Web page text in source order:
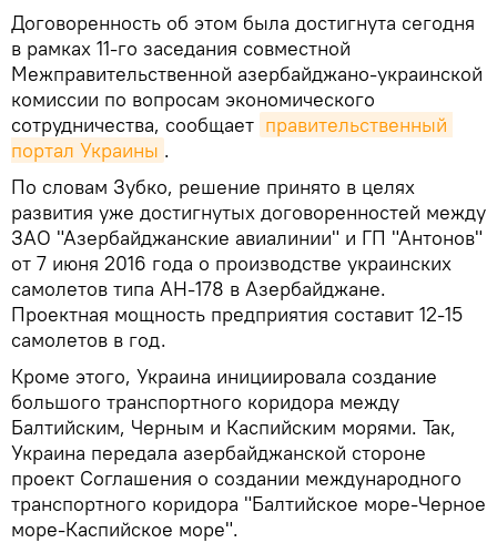
Договоренность об этом была достигнута сегодня
в рамках 11-го заседания совместной
Межправительственной азербайджано-украинской
комиссии по вопросам экономического
сотрудничества, сообщает правительственный
портал Украины .
По словам Зубко, решение принято в целях
развития уже достигнутых договоренностей между
ЗАО "Азербайджанские авиалинии" и ГП "Антонов"
от 7 июня 2016 года о производстве украинских
самолетов типа АН-178 в Азербайджане.
Проектная мощность предприятия составит 12-15
самолетов в год.
Кроме этого, Украина инициировала создание
большого транспортного коридора между
Балтийским, Черным и Каспийским морями. Так,
Украина передала азербайджанской стороне
проект Соглашения о создании международного
транспортного коридора "Балтийское море-Черное
море-Каспийское море".